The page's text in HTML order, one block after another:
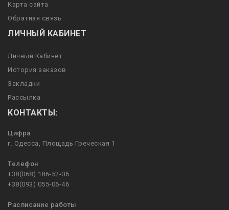
Карта сайта
Обратная связь
ЛИЧНЫЙ КАБИНЕТ
Личный Кабинет
История заказов
Закладки
Рассылка
КОНТАКТЫ:
Цифра
г. Одесса, Площадь Греческая 1
Телефон
+38(068) 186-52-06
+38(093) 055-06-46
Расписание работы